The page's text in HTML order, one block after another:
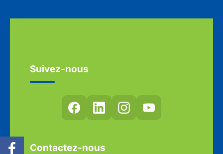
Suivez-nous
Contactez-nous